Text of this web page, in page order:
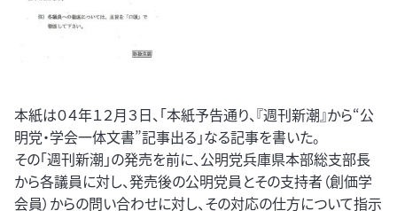
本紙は０４年１２月３日、「本紙予告通り、『週刊新潮』から“公
明党・学会一体文書”記事出る」なる記事を書いた。
その「週刊新潮」の発売を前に、公明党兵庫県本部総支部長
から各議員に対し、発売後の公明党員とその支持者（創価学
会員）からの問い合わせに対し、その対応の仕方について指示